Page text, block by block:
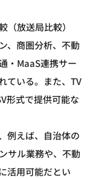
（放送局比較）
、商圏分析、不動
・MaaS連携サー
ている。また、TV
形式で提供可能な
例えば、自治体の
サル業務や、不動
活用可能だとい